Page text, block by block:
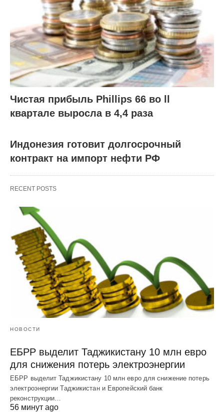
Чистая прибыль Phillips 66 во ll
квартале выросла в 4,4 раза
Индонезия готовит долгосрочный
контракт на импорт нефти РФ
RECENT POSTS
НОВОСТИ
ЕБРР выделит Таджикистану 10 млн евро
для снижения потерь электроэнергии
ЕБРР выделит Таджикистану 10 млн евро для снижение потерь
электроэнергии Таджикистан и Европейский банк
реконструкции…
56 минут ago